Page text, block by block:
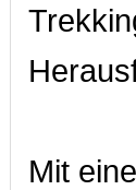
Mit